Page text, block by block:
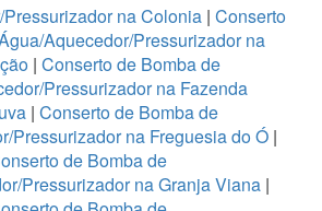
na Colonia | Conserto
Aquecedor/Pressurizador na
| Conserto de Bomba de
Pressurizador na Fazenda
| Conserto de Bomba de
Pressurizador na Freguesia do Ó |
de Bomba de
Pressurizador na Granja Viana|